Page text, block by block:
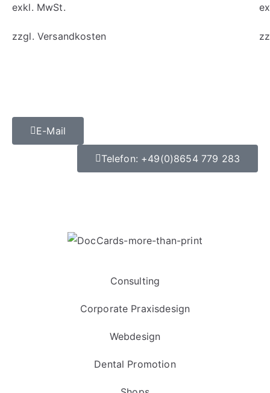
exkl. MwSt.
zzgl. Versandkosten
E-Mail
Telefon: +49(0)8654 779 283
Consulting
Corporate Praxisdesign
Webdesign
Dental Promotion